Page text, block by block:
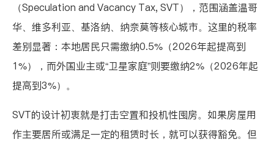
（Speculation and Vacancy Tax, SVT）
，范围涵盖温哥
华、维多利亚、基洛纳、纳奈莫等核心城市。这里的税率
差别显著：本地居民只需缴纳0.5%（2026年起提高到
1%），而外国业主或“卫星家庭”则要缴纳2%（2026年起
提高到3%）。
SVT的设计初衷就是打击空置和投机性囤房。如果房屋用
作主要居所或满足一定的租赁时长，就可以获得豁免。但